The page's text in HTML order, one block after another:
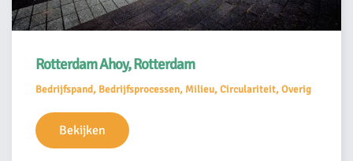
Rotterdam Ahoy, Rotterdam
Bedrijfspand, Bedrijfsprocessen, Milieu, Circulariteit, Overig
Bekijken